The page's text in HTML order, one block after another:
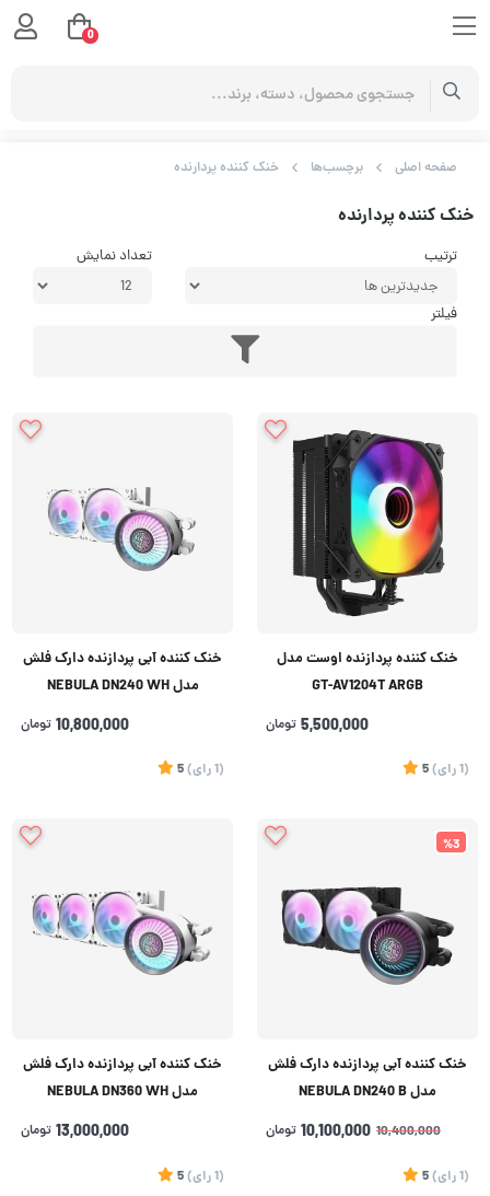
صفحه اصلی برچسب‌ها خنک کننده پردارنده
خنک کننده پردارنده
ترتیب تعداد نمایش
فیلتر
خنک کننده پردازنده اوست مدل
GT-AV1204T ARGB
5,500,000 تومان
(1 رای)
5
خنک کننده آبی پردازنده دارک فلش
مدل NEBULA DN240 WH
10,800,000 تومان
(1 رای)
5
%3
خنک کننده آبی پردازنده دارک فلش
مدل NEBULA DN240 B
10,400,000
10,100,000 تومان
(1 رای)
5
خنک کننده آبی پردازنده دارک فلش
مدل NEBULA DN360 WH
13,000,000 تومان
(1 رای)
5
0